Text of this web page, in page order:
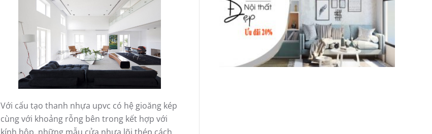
Với cấu tạo thanh nhựa upvc có hệ gioăng kép
cùng với khoảng rỗng bên trong kết hợp với